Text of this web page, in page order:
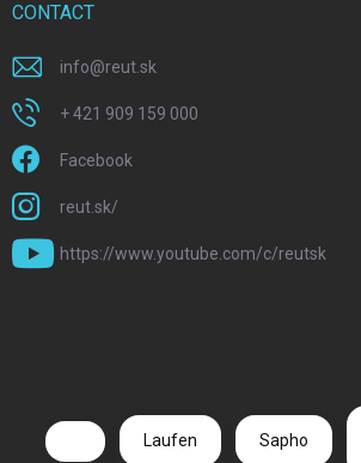
CONTACT
info@reut.sk
+ 421 909 159 000
Facebook
reut.sk/
https://www.youtube.com/c/reutsk
Laufen Sapho